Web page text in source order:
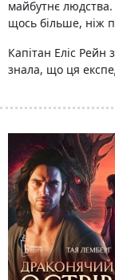
майбутнє людства.
щось більше, ніж
Капітан Еліс Рейн
знала, що ця